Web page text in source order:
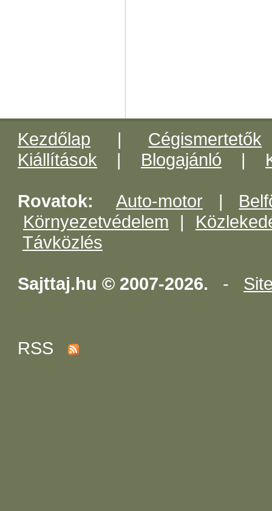
Kezdőlap | Cégismertetők
Kiállítások | Blogajánló |
Rovatok: Auto-motor|
Környezetvédelem |
Távközlés
Sajttaj.hu © 2007-2026. -
RSS